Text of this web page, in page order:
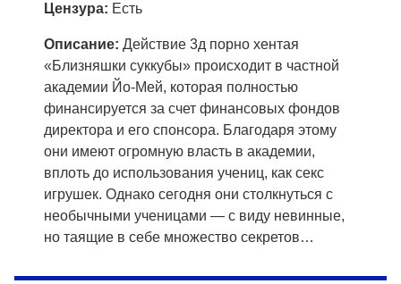
Цензура: Есть
Описание:Действие 3д порно хентая
«Близняшки суккубы» происходит в частной
академии Йо-Мей, которая полностью
финансируется за счет финансовых фондов
директора и его спонсора. Благодаря этому
они имеют огромную власть в академии,
вплоть до использования учениц, как секс
игрушек. Однако сегодня они столкнуться с
необычными ученицами — с виду невинные,
но таящие в себе множество секретов…